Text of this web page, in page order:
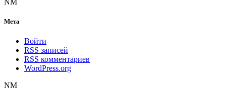
Мета
Войти
RSS записей
RSS комментариев
WordPress.org
NM